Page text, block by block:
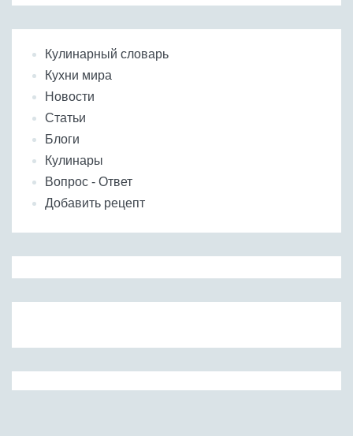
Кулинарный словарь
Кухни мира
Новости
Статьи
Блоги
Кулинары
Вопрос - Ответ
Добавить рецепт